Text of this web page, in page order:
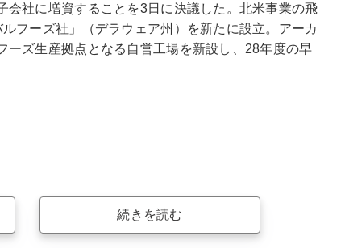
社に増資することを3日に決議した。北米事業の飛
フーズ社」（デラウェア州）を新たに設立。アーカ
ズ生産拠点となる自営工場を新設し、28年度の早
続きを読む